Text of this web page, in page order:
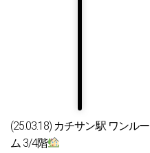
(25.03.18) カチサン駅 ワンルー
ム 3/4階